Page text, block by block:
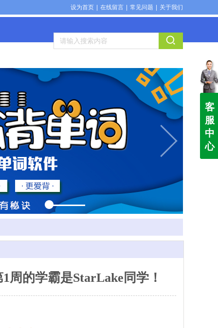
设为首页 在线留言 常见问题 关于我们
周的学霸是StarLake同学！
客
服
中
心